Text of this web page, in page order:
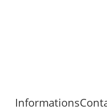
Informations